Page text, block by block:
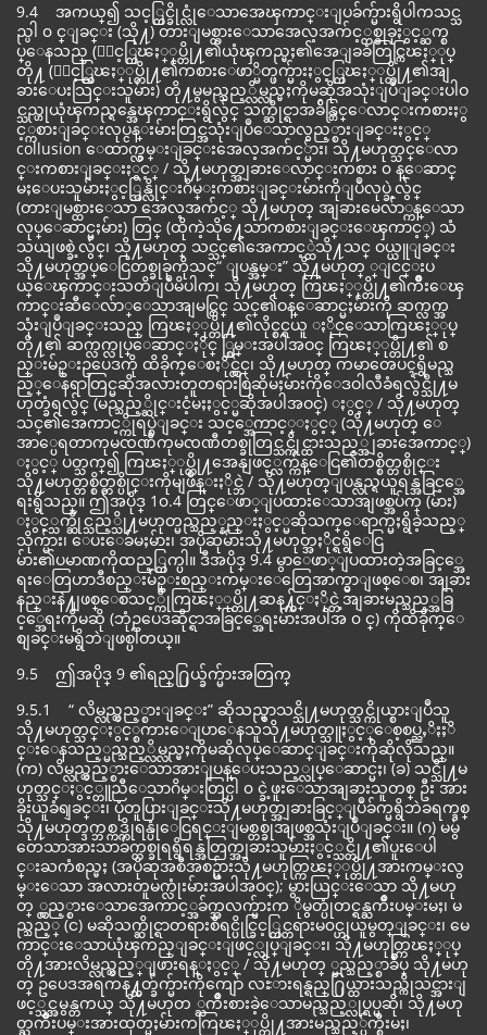
9.4 အကယ္၍ သင့္တြင္ခိုင္လုံေသာအေၾကာင္းျပခ်က္မ်ားရွိပါကသင္သ
ည္ပါ ၀ င္ျခင္း (သို႔) တားျမစ္ထားေသာအေလ့အက်င့္တစ္ခုခုႏွင့္ဆက္စ
ပ္ေနသည္ (ႏွင့္ကြၽႏ္ုပ္တို႔၏ယုံၾကည္မႈ၏အေျခခံတြင္ကြၽႏ္ုပ္
တို႔ (ႏွင့္ကြၽႏ္ုပ္တို႔၏ကစားေဖာ္မိတ္ဖက္မ်ားႏွင့္ကြၽႏ္ုပ္တို႔၏အျ
ခားေပးသြင္းသူမ်ား) တို႔မွမည္သည့္လိမ္လည္မႈကိုမဆိုအသုံးျပဳျခင္းပါဝ
င္သည္ဟုယုံၾကည္ရန္အေၾကာင္းရွိလွ်င္ သက္ဆိုင္ရာအခ်ိန္တြင္ေလာင္းကစားႏွ
င့္ကစားျခင္းလုပ္ငန္းမ်ားတြင္အသုံးျပဳေသာလွည့္စားျခင္းႏွင့္
collusion ေထာက္လွမ္းျခင္းအေလ့အက်င့္မ်ား၊ သို႔မဟုတ္သင္ေလာ
င္းကစားျခင္းႏွင့္ / သို႔မဟုတ္အျခားေလာင္းကစား ၀ န္ေဆာင္
မႈေပးသူမ်ားႏွင့္အြန္လိုင္းဂိမ္းကစားျခင္းမ်ားကိုျပဳလုပ္ခဲ့လွ်င္
(တားျမစ္ထားေသာ အေလ့အက်င့္ သို႔မဟုတ္ အျခားမေလ်ာ္ကန္ေသာ
လုပ္ေဆာင္မႈမ်ား) တြင္ (ထိုကဲ့သို႔ေသာကစားျခင္းေၾကာင့္) သံ
သယျဖစ္ခဲ့လွ်င္၊ သို႔မဟုတ္ သင္သင္၏အေကာင့္ထဲသို႔သင္ ဝယ္ယူျခင္း
သို႔မဟုတ္အပ္ေငြတစ္ခုခုကိုသင္“ ျပန္အမ္း” သို႔မဟုတ္ ္ျငင္းပ
ယ္ေၾကာင္းသတိျပဳမိပါက၊ သို႔မဟုတ္ ကြၽႏ္ုပ္တို႔၏က်ိဳးေၾ
ကာင္းဆီေလ်ာ္ေသာအျမင္တြင္ သင္၏ဝန္ေဆာင္မႈမ်ားကို ဆက္လက္အ
သုံးျပဳျခင္းသည္ ကြၽႏ္ုပ္တို႔၏လိုင္စင္ရယူ ႏိုင္ေသာကြၽႏ္ုပ္
တို႔၏ ဆက္လက္လုပ္ေဆာင္ႏိုင္ ္စြမ္းအပါအဝင္ ကြၽႏ္ုပ္တို႔၏ စ
ည္းမ်ဥ္းဥပေဒကို ထိခိုက္ေစႏိုင္လွ်င္၊ သို႔မဟုတ္ ကမာၻေပၚရွိမည္သ
ည့္ေနရာတြင္မဆိုအလားတူတရားစြဲဆိုမႈမ်ားကိုေဒဝါလီခံရလွ်င္သို႔မ
ဟုတ္ခံရလွ်င္ (မည္သည့္ဆိုင္းငံ့မႈႏွင့္မဆိုအပါအဝင္) ႏွင့္ / သို႔မဟုတ္
သင္၏အေကာင့္ကိုရပ္စဲျခင္း သင့္အေကာင့္ႏွင့္ (သို႔မဟုတ္ ေ
အာ္ပေရတာကုမၸဏီကုမၸဏီတစ္ခုတြင္သင္ကိုင္ထားသည့္အျခားအေကာင့္)
ႏွင့္ ပတ္သက္၍ ကြၽႏ္ုပ္တို႔အေနျဖင့္လက္က်န္ေငြ၏တစ္စိတ္တစ္ပိုင္း
သို႔မဟုတ္တစ္စိတ္တစ္ပိုင္းကိုမျဖဳန္းႏိုင္ဘဲ / သို႔မဟုတ္ျပန္လည္ရယူရန္အခြင့္အေ
ရးရွိသည္။ ဤအပိုဒ္ 1၀.4 တြင္ေဖာ္ျပထားေသာအျဖစ္အပ်က္ (မ်ား)
ႏွင့္သက္ဆိုင္သည့္သို႔မဟုတ္မည္သည့္နည္းႏွင့္မဆိုသက္ေရာက္မႈရွိခဲ့သည့္
သိုက္မ်ား၊ ေပးေခ်မႈမ်ား၊ အပိုဆုမ်ားသို႔မဟုတ္အႏိုင္ရရွိေငြ
မ်ား၏ပမာဏကိုထည့္တြက္ပါ။ ဒီအပိုဒ္ 9.4 မွာေဖာ္ျပထားတဲ့အခြင့္အေ
ရးေတြဟာဒီစည္းမ်ဥ္းစည္းကမ္းေတြေအာက္မွာျဖစ္ေစ၊ အျခား
နည္းနဲ႔ျဖစ္ေစသင့္ကိုကြၽႏ္ုပ္တို႔ဆန႔္က်င္ႏိုင္တဲ့အျခားမည္သည့္အခြ
င့္အေရးကိုမဆို (ဘုံဥပေဒဆိုင္ရာအခြင့္အေရးမ်ားအပါအ ၀ င္) ကိုထိခိုက္ေ
စျခင္းမရွိဘဲျဖစ္ပါတယ္။
9.5 ဤအပိုဒ္ 9 ၏ရည္႐ြယ္ခ်က္မ်ားအတြက္
9.5.1 “ လိမ္လည္လွည့္စားျခင္း” ဆိုသည္မွာသင္သို႔မဟုတ္သင္ကိုယ္စားျပဳသူ
သို႔မဟုတ္သင္ႏွင့္စကားေျပာေနသူသို႔မဟုတ္သူႏွင့္ေစ့စပ္ညႇိႏႈိ
င္းေနသည့္မည္သည့္လိမ္လည္မႈကိုမဆိုလုပ္ေဆာင္ျခင္းကိုဆိုလိုသည္။
(က) လိမ္လည္လွည့္စားေသာအားျပန္ေပးသည့္လုပ္ေဆာင္မႈ၊ (ခ) သင္သို႔မ
ဟုတ္သင္ႏွင့္တူညီေသာဂိမ္းတြင္ပါ ၀ င္ခဲ့ဖူးေသာအျခားသူတစ္ ဦး အား
ခိုးယူခံရျခင္း၊ ပုံတူပြားျခင္းသို႔မဟုတ္အျခားခြင့္ျပဳခ်က္မရွိဘဲခရက္ဒစ္
သို႔မဟုတ္ဒက္ဘစ္ကဒ္ကိုရန္ပုံေငြရင္းျမစ္တစ္ခုအျဖစ္အသုံးျပဳျခင္း။ (ဂ) မမွ်
တေသာအားသာခ်က္တစ္ခုရရွိရန္အတြက္အျခားသူမ်ားႏွင့္သင္တို႔၏ပူးေပါ
င္းႀကံစည္မႈ (အပိုဆုအစီအစဥ္မ်ားသို႔မဟုတ္ကြၽႏ္ုပ္တို႔အားကမ္းလွ
မ္းေသာ အလားတူမက္လုံးမ်ားအပါအဝင္); မွားယြင္းေသာ သို႔မဟု
တ္ ္လွည့္စားေသာအေကာင့္အခ်က္အလက္မ်ားက ိုမွတ္ပုံတင္ရန္ႀကိဳးပမ္းမႈ၊ မ
ည္သည့္ (င) မဆိုသက္ဆိုင္ရာတရားစီရင္ပိုင္ခြင့္တြင္တရားမ၀င္ဟုယူမွတ္ျခင္း၊ မေ
ကာင္းေသာယုံၾကည္ျခင္းျဖင့္လုပ္ျခင္း၊ သို႔မဟုတ္ကြၽႏ္ုပ္
တို႔အားလိမ္လည္လွည့္ျဖားရန္ႏွင့္ / သို႔မဟုတ္ ္မည္သည့္စာခ်ဳပ္ သို႔မဟု
တ္ ဥပေဒအရကန႔္သတ္ခ်က္မ်ားကိုကျော် လႊားရန္ရည္႐ြယ္ထားသည္ကိုသင္အားျ
ဖင့္သင္အမွန္တကယ္ သို႔မဟုတ ္ႀကိဳးစားခဲ့ေသာမည္သည့္လုပ္ရပ္မဆို၊ သို႔မဟု
တ္ႀကိဳးပမ္းအားထုတ္မႈမ်ားကကြၽႏ္ုပ္တို႔အားမည္သည့္ပ်က္စီးမႈ၊